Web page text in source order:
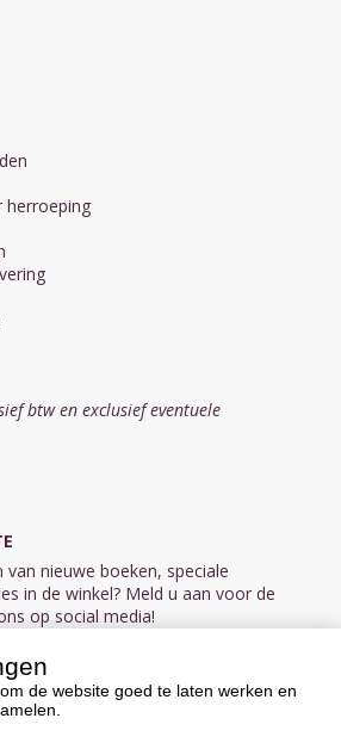
herroeping
btw en exclusief eventuele
nieuwe boeken, speciale
in de winkel? Meld u aan voor de
op social media!
nieuwsbrief
MEDIA
de website goed te laten werken en